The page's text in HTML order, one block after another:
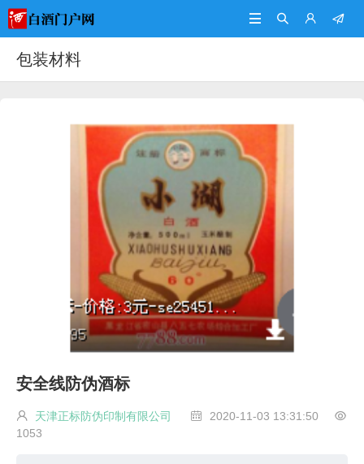




包装材料
安全线防伪酒标
 天津正标防伪印制有限公司  2020-11-03 13:31:50 
1053